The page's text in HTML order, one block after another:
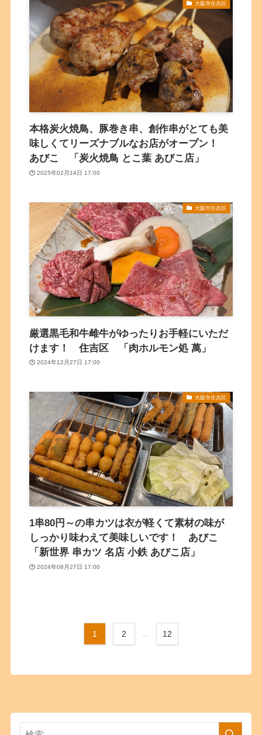
大阪市住吉区
本格炭火焼鳥、豚巻き串、創作串がとても美
味しくてリーズナブルなお店がオープン！
あびこ 「炭火焼鳥 とこ葉 あびこ店」
2025年02月14日 17:00
大阪市住吉区
厳選黒毛和牛雌牛がゆったりお手軽にいただ
けます！ 住吉区 「肉ホルモン処 萬」
2024年12月27日 17:00
大阪市住吉区
1串80円～の串カツは衣が軽くて素材の味が
しっかり味わえて美味しいです！ あびこ
「新世界 串カツ 名店 小鉄 あびこ店」
2024年08月27日 17:00
1 2 12